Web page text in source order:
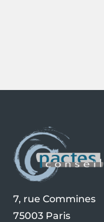
7, rue Commines
75003 Paris